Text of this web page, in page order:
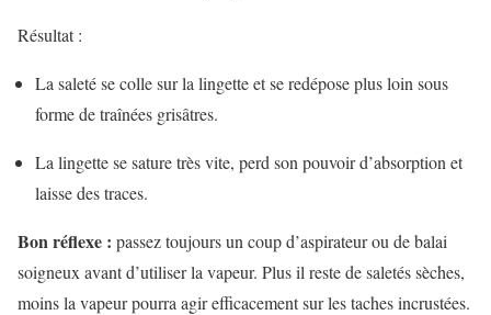
Résultat :
La saleté se colle sur la lingette et se redépose plus loin sous
forme de traînées grisâtres.
La lingette se sature très vite, perd son pouvoir d’absorption et
laisse des traces.
Bon réflexe : passez toujours un coup d’aspirateur ou de balai
soigneux avant d’utiliser la vapeur. Plus il reste de saletés sèches,
moins la vapeur pourra agir efficacement sur les taches incrustées.